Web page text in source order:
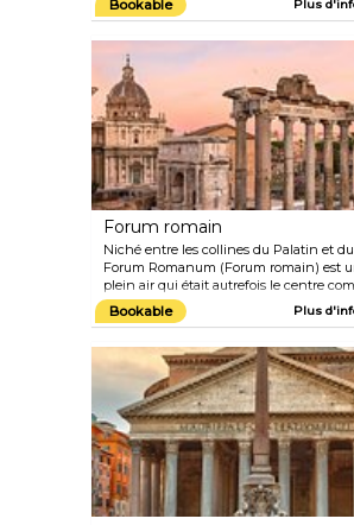
fontaine baroque de la ville et la plus
« La Dolce Vita » de Fellini, ont
contribué à sa renommée. En 2016,
fontaine comme scène pour l'un de ses
plus mémorables de son histoire, pour
podium en plexiglas transparent
fontaine de Trevi.
Bookable Plus
Forum romain
Niché entre les collines du Palatin et du
Forum Romanum (Forum romain) est
plein air qui était autrefois le centre
politique, social et religieux de la Rome
au long de la période impériale, des
pour y inclure des temples, des statues,
monuments, un sénat et des tribunaux.
Aujourd'hui, le Forum est l'un des sites
archéologiques les plus visités au
aperçu fascinant de la civilisation
Bookable Plus